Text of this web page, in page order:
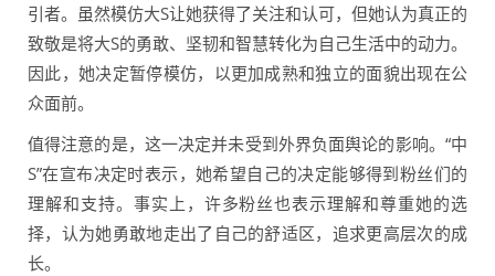
引者。虽然模仿大S让她获得了关注和认可，但她认为真正的
致敬是将大S的勇敢、坚韧和智慧转化为自己生活中的动力。
因此，她决定暂停模仿，以更加成熟和独立的面貌出现在公
众面前。
值得注意的是，这一决定并未受到外界负面舆论的影响。“中
S”在宣布决定时表示，她希望自己的决定能够得到粉丝们的
理解和支持。事实上，许多粉丝也表示理解和尊重她的选
择，认为她勇敢地走出了自己的舒适区，追求更高层次的成
长。